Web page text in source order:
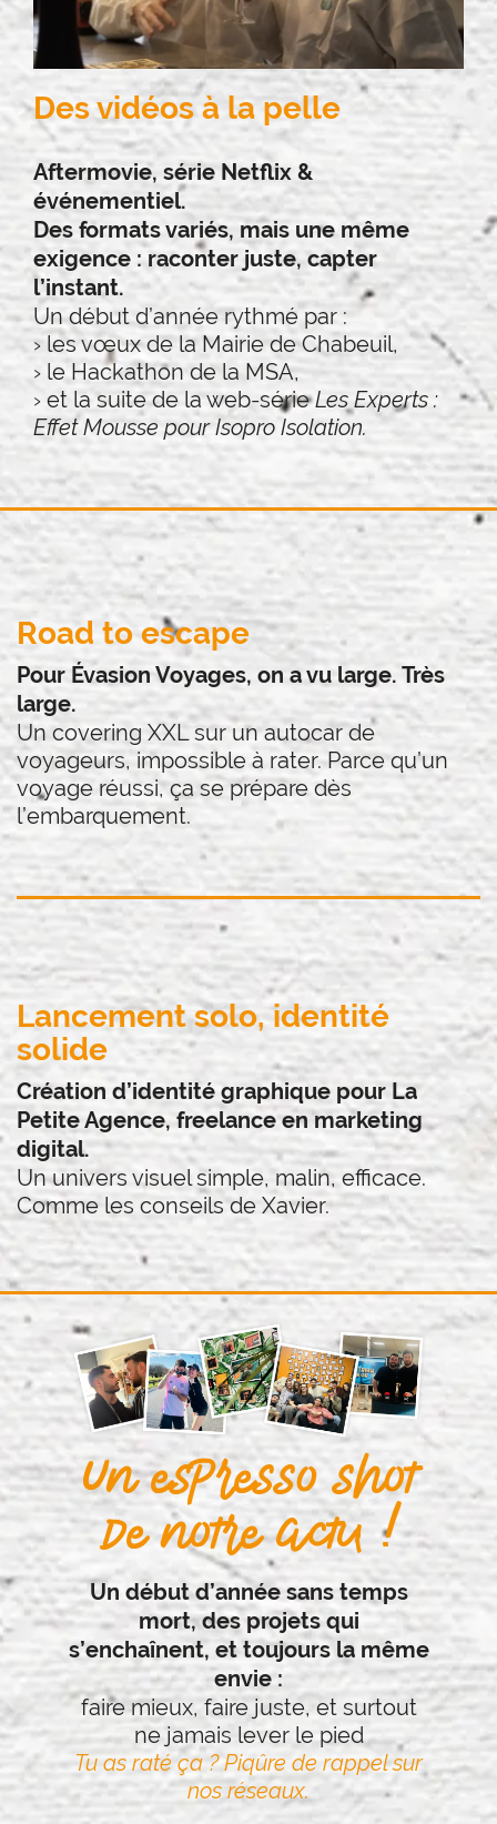
Des vidéos à la pelle
Aftermovie, série Netflix &
événementiel.
Des formats variés, mais une même
exigence : raconter juste, capter
l’instant.
Un début d’année rythmé par :
› les vœux de la Mairie de Chabeuil,
› le Hackathon de la MSA,
› et la suite de la web-sérieLes Experts :
Effet Mousse pour Isopro Isolation.
Road to escape
Pour Évasion Voyages, on a vu large. Très
large.
Un covering XXL sur un autocar de
voyageurs, impossible à rater. Parce qu’un
voyage réussi, ça se prépare dès
l’embarquement.
Lancement solo, identité
solide
Création d’identité graphique pour La
Petite Agence, freelance en marketing
digital.
Un univers visuel simple, malin, efficace.
Comme les conseils de Xavier.
Un espresso shot
de notre actu !
Un début d’année sans temps
mort, des projets qui
s’enchaînent, et toujours la même
envie :
faire mieux, faire juste, et surtout
ne jamais lever le pied
Tu as raté ça ? Piqûre de rappel sur
nos réseaux.